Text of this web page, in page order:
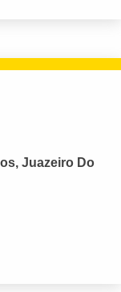
Juazeiro Do